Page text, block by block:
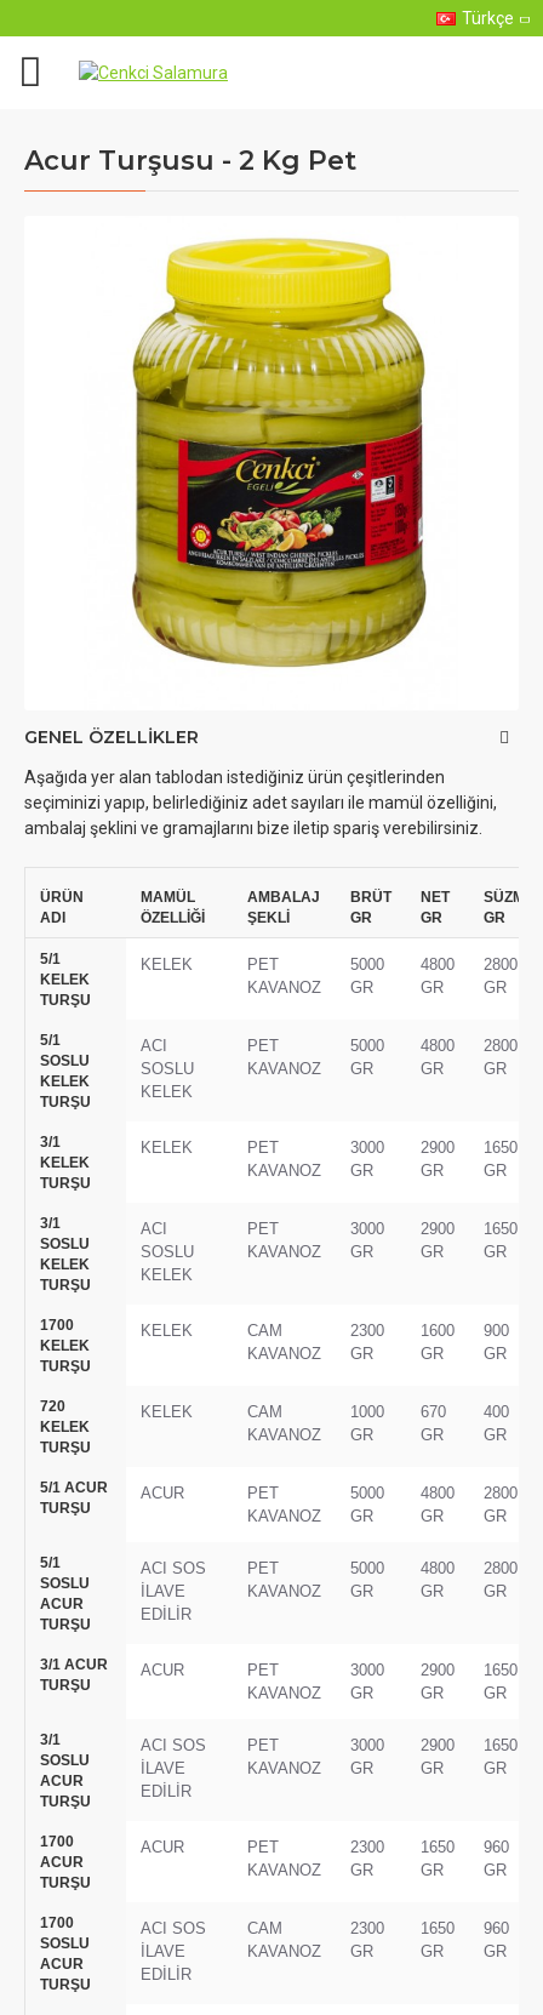
Türkçe
Acur Turşusu - 2 Kg Pet
GENEL ÖZELLIKLER
Aşağıda yer alan tablodan istediğiniz ürün çeşitlerinden
seçiminizi yapıp, belirlediğiniz adet sayıları ile mamül özelliğini,
ambalaj şeklini ve gramajlarını bize iletip spariş verebilirsiniz.
ÜRÜN
ADI
MAMÜL
ÖZELLİĞİ
AMBALAJ
ŞEKLİ
BRÜT
GR
NET
GR
SÜZME
GR
5/1
KELEK
TURŞU
KELEK
PET
KAVANOZ
5000
GR
4800
GR
2800
GR
5/1
SOSLU
KELEK
TURŞU
ACI
SOSLU
KELEK
PET
KAVANOZ
5000
GR
4800
GR
2800
GR
3/1
KELEK
TURŞU
KELEK
PET
KAVANOZ
3000
GR
2900
GR
1650
GR
3/1
SOSLU
KELEK
TURŞU
ACI
SOSLU
KELEK
PET
KAVANOZ
3000
GR
2900
GR
1650
GR
1700
KELEK
TURŞU
KELEK
CAM
KAVANOZ
2300
GR
1600
GR
900
GR
720
KELEK
TURŞU
KELEK
CAM
KAVANOZ
1000
GR
670
GR
400
GR
5/1 ACUR
TURŞU
ACUR
PET
KAVANOZ
5000
GR
4800
GR
2800
GR
5/1
SOSLU
ACUR
TURŞU
ACI SOS
İLAVE
EDİLİR
PET
KAVANOZ
5000
GR
4800
GR
2800
GR
3/1 ACUR
TURŞU
ACUR
PET
KAVANOZ
3000
GR
2900
GR
1650
GR
3/1
SOSLU
ACUR
TURŞU
ACI SOS
İLAVE
EDİLİR
PET
KAVANOZ
3000
GR
2900
GR
1650
GR
1700
ACUR
TURŞU
ACUR
PET
KAVANOZ
2300
GR
1650
GR
960
GR
1700
SOSLU
ACUR
TURŞU
ACI SOS
İLAVE
EDİLİR
CAM
KAVANOZ
2300
GR
1650
GR
960
GR